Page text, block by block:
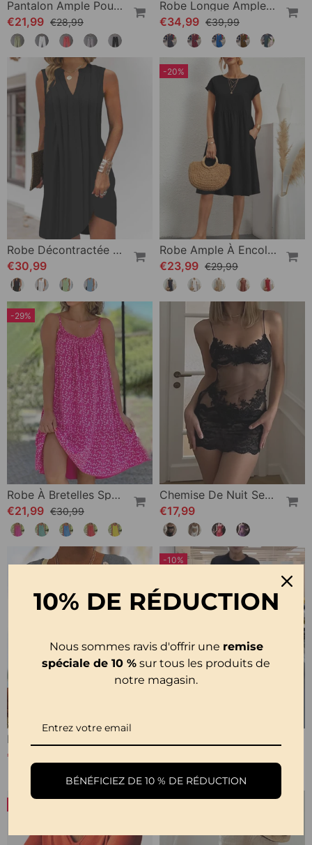
Pantalon Ample Pour Femme
€21,99 €28,99
Robe Longue Ample Avec Revers Et Fente Latérale
€34,99 €39,99
Robe Décontractée Sans Manches À Col En V
€30,99
-20%
Robe Ample À Encolure Ronde
€23,99 €29,99
-29%
Robe À Bretelles Spaghetti Imprimée
€21,99 €30,99
Chemise De Nuit Sexy Unie En Dentelle
€17,99
€23,99
-10%
10% DE RÉDUCTION
Nous sommes ravis d'offrir une remise
spéciale de 10 % sur tous les produits de
notre magasin.
BÉNÉFICIEZ DE 10 % DE RÉDUCTION